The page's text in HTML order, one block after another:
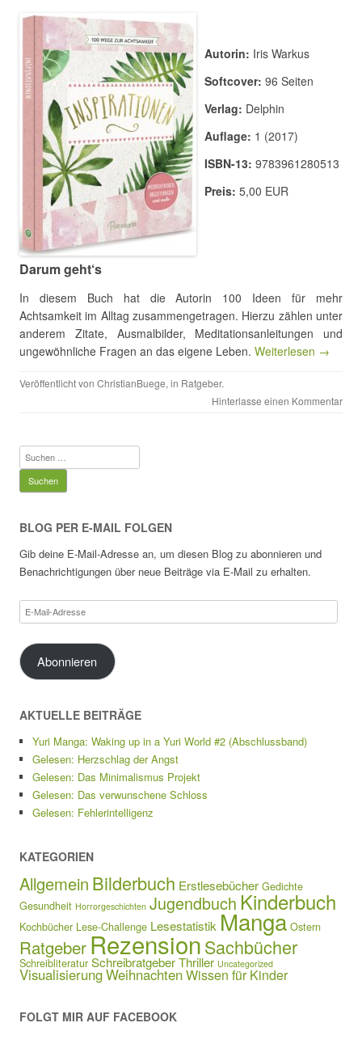
Autorin: Iris Warkus
Softcover: 96 Seiten
Verlag: Delphin
Auflage: 1 (2017)
ISBN-13: 9783961280513
Preis: 5,00 EUR
Darum geht‘s
In diesem Buch hat die Autorin 100 Ideen für mehr
Achtsamkeit im Alltag zusammengetragen. Hierzu zählen unter
anderem Zitate, Ausmalbilder, Meditationsanleitungen und
ungewöhnliche Fragen an das eigene Leben. Weiterlesen →
Veröffentlicht von ChristianBuege, in Ratgeber.
Hinterlasse einen Kommentar
Suchen
nach:
BLOG PER E-MAIL FOLGEN
Gib deine E-Mail-Adresse an, um diesen Blog zu abonnieren und
Benachrichtigungen über neue Beiträge via E-Mail zu erhalten.
E-
Mail-
Adresse
Abonnieren
AKTUELLE BEITRÄGE
Yuri Manga: Waking up in a Yuri World #2 (Abschlussband)
Gelesen: Herzschlag der Angst
Gelesen: Das Minimalismus Projekt
Gelesen: Das verwunschene Schloss
Gelesen: Fehlerintelligenz
KATEGORIEN
Allgemein Bilderbuch Erstlesebücher Gedichte
Gesundheit Horrorgeschichten Jugendbuch Kinderbuch
Kochbücher Lese-Challenge Lesestatistik Manga Ostern
Ratgeber RezensionSachbücher
Schreibliteratur SchreibratgeberThriller Uncategorized
VisualisierungWeihnachtenWissen für Kinder
FOLGT MIR AUF FACEBOOK